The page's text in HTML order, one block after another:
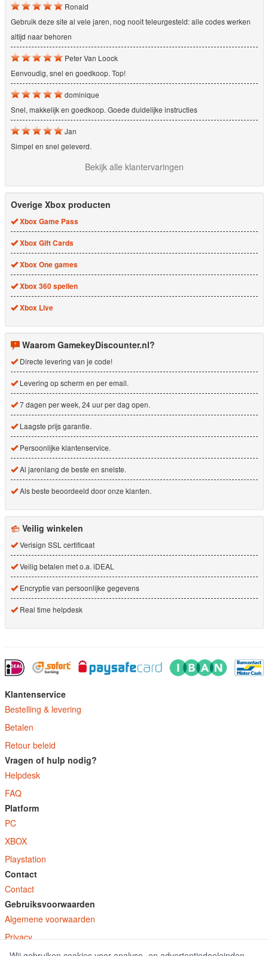
Ronald
Gebruik deze site al vele jaren, nog nooit teleurgesteld: alle codes werken
altijd naar behoren
Peter Van Loock
Eenvoudig, snel en goedkoop. Top!
dominique
Snel, makkelijk en goedkoop. Goede duidelijke instructies
Jan
Simpel en snel geleverd.
Bekijk alle klantervaringen
Overige Xbox producten
Xbox Game Pass
Xbox Gift Cards
Xbox One games
Xbox 360 spellen
Xbox Live
Waarom GamekeyDiscounter.nl?
Directe levering van je code!
Levering op scherm en per email.
7 dagen per week, 24 uur per dag open.
Laagste prijs garantie.
Persoonlijke klantenservice.
Al jarenlang de beste en snelste.
Als beste beoordeeld door onze klanten.
Veilig winkelen
Verisign SSL certificaat
Veilig betalen met o.a. iDEAL
Encryptie van persoonlijke gegevens
Real time helpdesk
Klantenservice
Bestelling & levering
Betalen
Retour beleid
Vragen of hulp nodig?
Helpdesk
FAQ
Platform
PC
XBOX
Playstation
Contact
Contact
Gebruiksvoorwaarden
Algemene voorwaarden
Privacy